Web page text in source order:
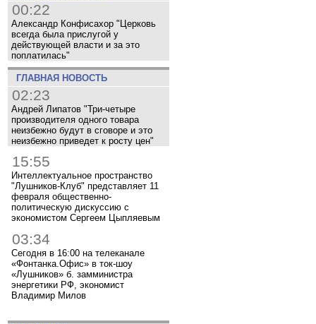
00:22
Александр Конфисахор "Церковь
всегда была прислугой у
действующей власти и за это
поплатилась"
ГЛАВНАЯ НОВОСТЬ
02:23
Андрей Липатов "Три-четыре
производителя одного товара
неизбежно будут в сговоре и это
неизбежно приведет к росту цен"
15:55
Интеллектуальное пространство
"Лушников-Клуб" представляет 11
февраля общественно-
политическую дискуссию с
экономистом Сергеем Цыпляевым
03:34
Сегодня в 16:00 на телеканале
«Фонтанка.Офис» в ток-шоу
«Лушников» б. замминистра
энергетики РФ, экономист
Владимир Милов